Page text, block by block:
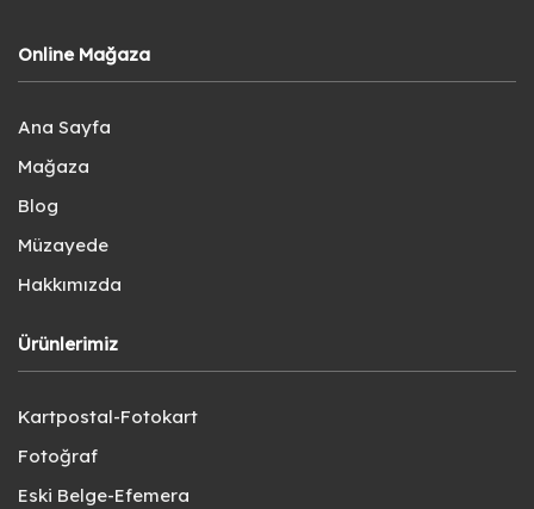
Online Mağaza
Ana Sayfa
Mağaza
Blog
Müzayede
Hakkımızda
Ürünlerimiz
Kartpostal-Fotokart
Fotoğraf
Eski Belge-Efemera